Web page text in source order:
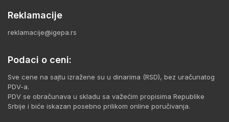
Reklamacije
reklamacije@igepa.rs
Podaci o ceni:
Sve cene na sajtu izražene su u dinarima (RSD), bez uračunatog
PDV-a.
PDV se obračunava u skladu sa važećim propisima Republike
Srbije i biće iskazan posebno prilikom online poručivanja.